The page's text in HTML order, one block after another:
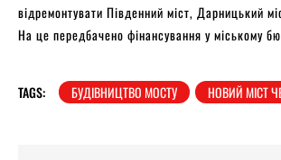
відремонтувати Південний міст, Дарницький
На це передбачено фінансування у міському
TAGS: БУДІВНИЦТВО МОСТУ НОВИЙ МІСТ